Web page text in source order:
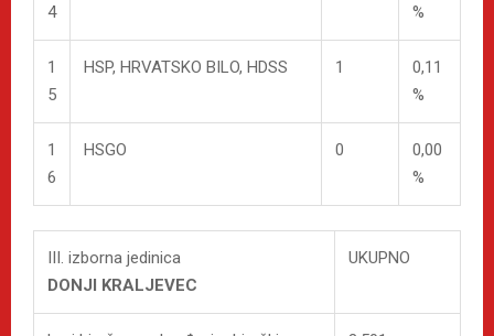
4
%
1
5
HSP, HRVATSKO BILO, HDSS 1
0,11
%
1
6
HSGO 0
0,00
%
III. izborna jedinica
DONJI KRALJEVEC
UKUPNO